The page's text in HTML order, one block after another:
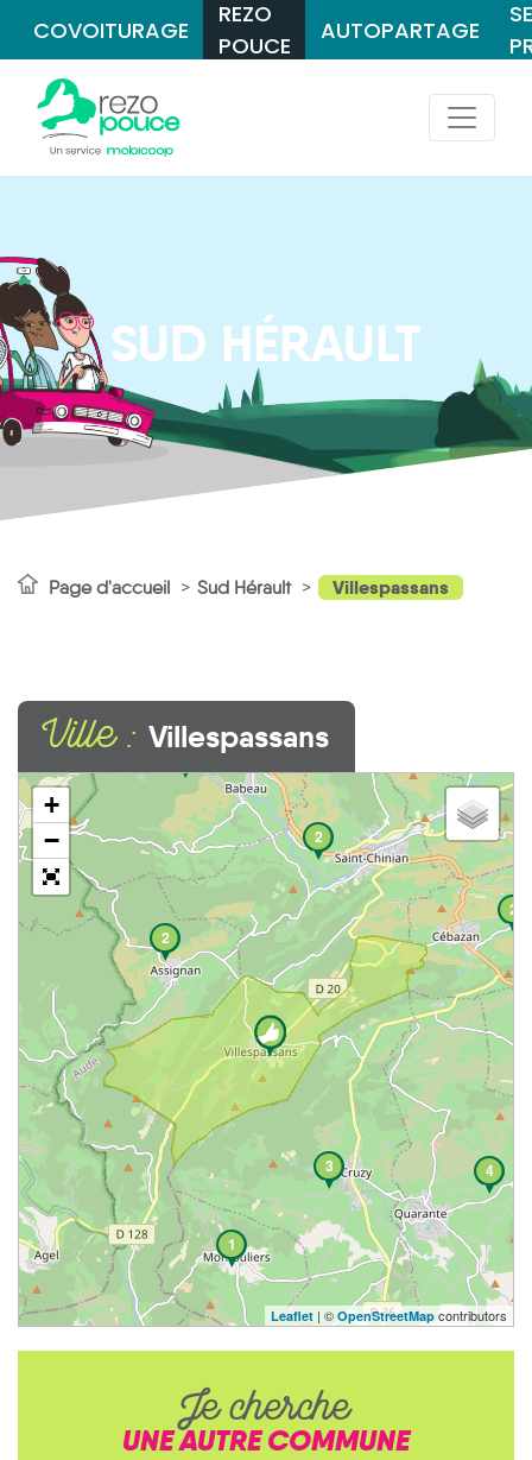
COVOITURAGE
REZO
POUCE
AUTOPARTAGE
SUD HÉRAULT
Page d'accueil Sud Hérault Villespassans
Ville : Villespassans
2
2
2
3
1
4
2
+
−
Leaflet | © OpenStreetMap contributors
Je cherche
UNE AUTRE COMMUNE